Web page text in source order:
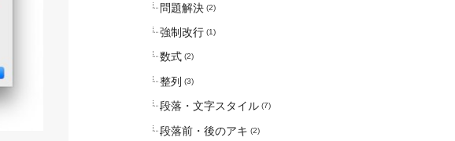
問題解決 (2)
強制改行 (1)
数式 (2)
整列 (3)
段落・文字スタイル (7)
段落前・後のアキ (2)